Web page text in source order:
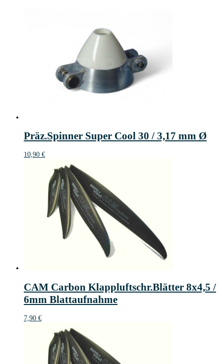
Präz.Spinner Super Cool 30 / 3,17 mm Ø
10,90 €
CAM Carbon Klappluftschr.Blätter 8x4,5 /
6mm Blattaufnahme
7,90 €